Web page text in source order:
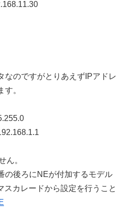
なのですがとりあえずIPアドレ
。
ん。
の後ろにNEが付加するモデル
スカレードから設定を行うこと